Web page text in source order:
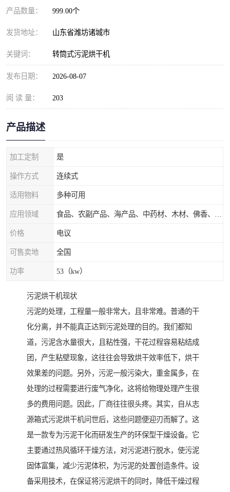
产品数量： 999.00个
发货地址： 山东省潍坊诸城市
关键词： 转筒式污泥烘干机
发布日期： 2026-08-07
阅 读 量： 203
产品描述
加工定制 是
操作方式 连续式
适用物料 多种可用
应用领域
价格 电议
可售卖地 全国
功率 53（kw）
污泥烘干机现状
污泥的处理，工程量一般非常大，且非常难。普通的干
化分离，并不能真正达到污泥处理的目的。我们都知
道，污泥含水量很大，且粘性强，干花过程容易粘结成
团，产生粘壁现象，这往往会导致烘干效率低下，烘干
效果差的问题。另外，污泥一般污染大，重金属多，在
处理的过程需要进行废气净化，这将给物理处理产生很
多的费用问题。因此，厂商往往很头疼。其实，自从志
源箱式污泥烘干机问世后，这些问题便迎刃而解了。这
是一款专为污泥干化而研发生产的环保型干燥设备。它
主要通过热风循环干燥方法，对污泥进行脱水，使污泥
固体富集，减少污泥体积，为污泥的处置创造条件。设
备采用技术，在保证将污泥烘干的同时，降低干燥过程